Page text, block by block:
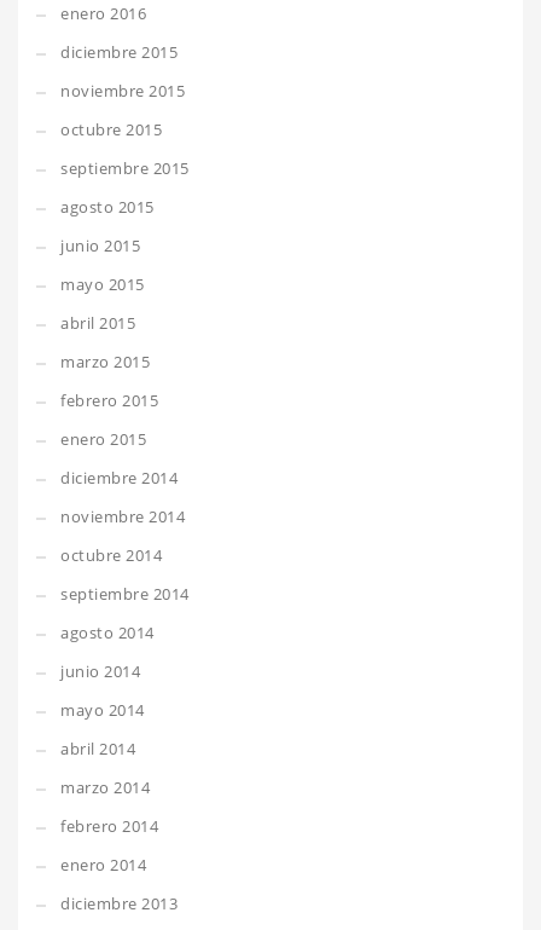
enero 2016
diciembre 2015
noviembre 2015
octubre 2015
septiembre 2015
agosto 2015
junio 2015
mayo 2015
abril 2015
marzo 2015
febrero 2015
enero 2015
diciembre 2014
noviembre 2014
octubre 2014
septiembre 2014
agosto 2014
junio 2014
mayo 2014
abril 2014
marzo 2014
febrero 2014
enero 2014
diciembre 2013